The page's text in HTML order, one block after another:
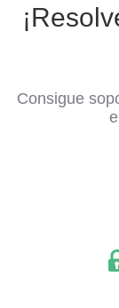
Consigue